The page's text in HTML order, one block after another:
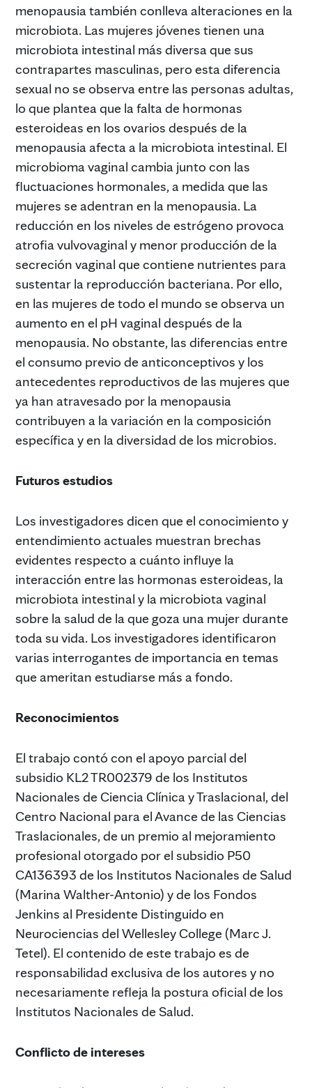
menopausia también conlleva alteraciones en la
microbiota. Las mujeres jóvenes tienen una
microbiota intestinal más diversa que sus
contrapartes masculinas, pero esta diferencia
sexual no se observa entre las personas adultas,
lo que plantea que la falta de hormonas
esteroideas en los ovarios después de la
menopausia afecta a la microbiota intestinal. El
microbioma vaginal cambia junto con las
fluctuaciones hormonales, a medida que las
mujeres se adentran en la menopausia. La
reducción en los niveles de estrógeno provoca
atrofia vulvovaginal y menor producción de la
secreción vaginal que contiene nutrientes para
sustentar la reproducción bacteriana. Por ello,
en las mujeres de todo el mundo se observa un
aumento en el pH vaginal después de la
menopausia. No obstante, las diferencias entre
el consumo previo de anticonceptivos y los
antecedentes reproductivos de las mujeres que
ya han atravesado por la menopausia
contribuyen a la variación en la composición
específica y en la diversidad de los microbios.
Futuros estudios
Los investigadores dicen que el conocimiento y
entendimiento actuales muestran brechas
evidentes respecto a cuánto influye la
interacción entre las hormonas esteroideas, la
microbiota intestinal y la microbiota vaginal
sobre la salud de la que goza una mujer durante
toda su vida. Los investigadores identificaron
varias interrogantes de importancia en temas
que ameritan estudiarse más a fondo.
Reconocimientos
El trabajo contó con el apoyo parcial del
subsidio KL2 TR002379 de los Institutos
Nacionales de Ciencia Clínica y Traslacional, del
Centro Nacional para el Avance de las Ciencias
Traslacionales, de un premio al mejoramiento
profesional otorgado por el subsidio P50
CA136393 de los Institutos Nacionales de Salud
(Marina Walther-Antonio) y de los Fondos
Jenkins al Presidente Distinguido en
Neurociencias del Wellesley College (Marc J.
Tetel). El contenido de este trabajo es de
responsabilidad exclusiva de los autores y no
necesariamente refleja la postura oficial de los
Institutos Nacionales de Salud.
Conflicto de intereses